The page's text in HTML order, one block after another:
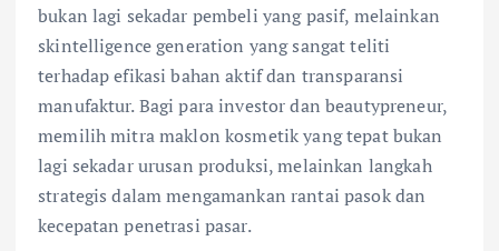
bukan lagi sekadar pembeli yang pasif, melainkan
skintelligence generation yang sangat teliti
terhadap efikasi bahan aktif dan transparansi
manufaktur. Bagi para investor dan beautypreneur,
memilih mitra maklon kosmetik yang tepat bukan
lagi sekadar urusan produksi, melainkan langkah
strategis dalam mengamankan rantai pasok dan
kecepatan penetrasi pasar.